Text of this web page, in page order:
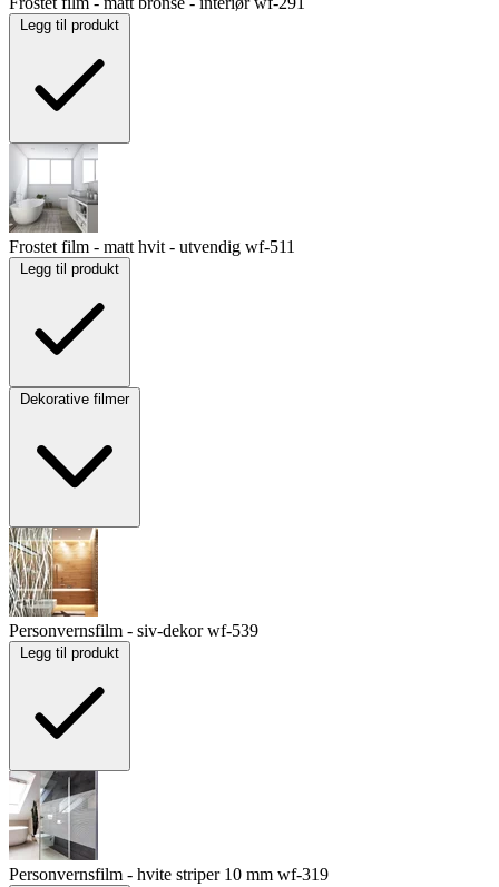
Legg til produkt
Frostet film - matt hvit - utvendig wf-511
Legg til produkt
Dekorative filmer
Personvernsfilm - siv-dekorwf-539
Legg til produkt
Personvernsfilm - hvite striper 10 mm wf-319